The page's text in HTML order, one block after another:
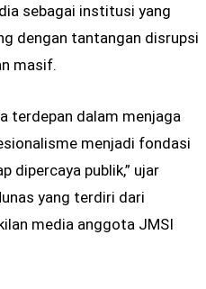
sebagai institusi yang
dengan tantangan disrupsi
masif.
terdepan dalam menjaga
menjadi fondasi
dipercaya publik,” ujar
yang terdiri dari
media anggota JMSI